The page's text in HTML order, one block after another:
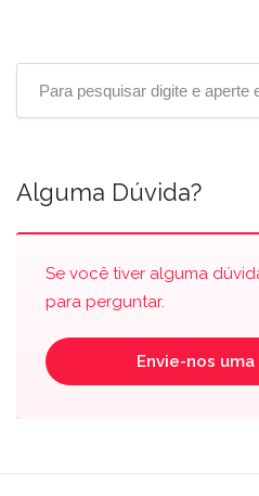
Alguma Dúvida?
Se você tiver alguma
para perguntar.
Envie-nos